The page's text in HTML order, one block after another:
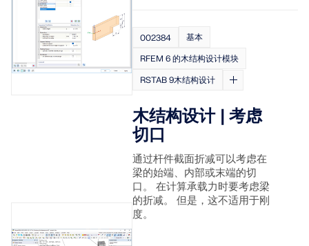
002384
基本
RFEM 6 的木结构设计模块
RSTAB 9木结构设计
木结构设计 | 考虑
切口
通过杆件截面折减可以考虑在
梁的始端、内部或末端的切
口。 在计算承载力时要考虑梁
的折减。 但是，这不适用于刚
度。